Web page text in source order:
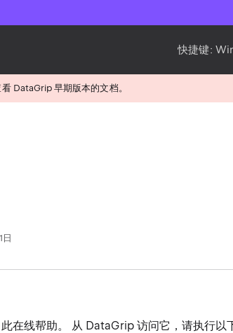
快捷键:
DataGrip 早期版本的文档。
在线帮助。 从 DataGrip 访问它，请执行以